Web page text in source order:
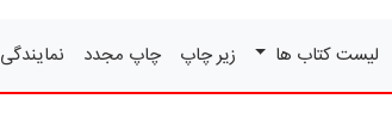
لیست کتاب ها زیر چاپ چاپ مجدد نمایندگی